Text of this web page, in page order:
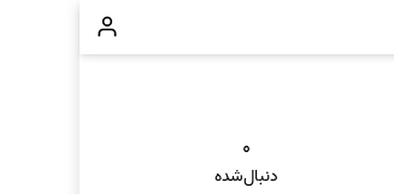
۰
دنبال‌شده